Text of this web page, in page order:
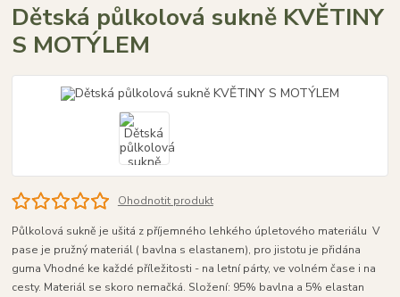
Dětská půlkolová sukně KVĚTINY
S MOTÝLEM
Ohodnotit produkt
Půlkolová sukně je ušitá z příjemného lehkého úpletového materiálu V
pase je pružný materiál ( bavlna s elastanem), pro jistotu je přidána
guma Vhodné ke každé příležitosti - na letní párty, ve volném čase i na
cesty. Materiál se skoro nemačká. Složení: 95% bavlna a 5% elastan